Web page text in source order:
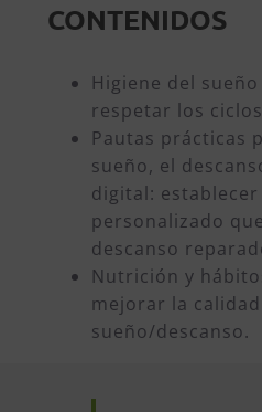
CONTENIDOS
Higiene del
respetar los
Pautas prácticas
sueño, el
digital:
personalizado
descanso
Nutrición y
mejorar la
sueño/descanso.